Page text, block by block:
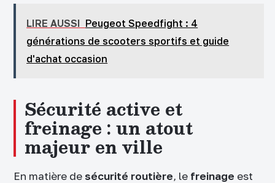
LIRE AUSSI Peugeot Speedfight : 4
générations de scooters sportifs et guide
d'achat occasion
Sécurité active et
freinage : un atout
majeur en ville
En matière desécurité routière, le freinage est